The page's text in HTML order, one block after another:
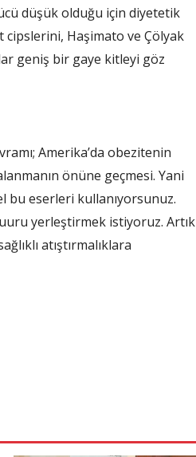
düşük olduğu için diyetetik
Haşimato ve Çölyak
geniş bir gaye kitleyi göz
Amerika’da obezitenin
önüne geçmesi. Yani
bu eserleri kullanıyorsunuz.
yerleştirmek istiyoruz. Artık
atıştırmalıklara